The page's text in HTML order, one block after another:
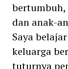
bertumbuh,
dan anak-
Saya
keluarga
tuturnya